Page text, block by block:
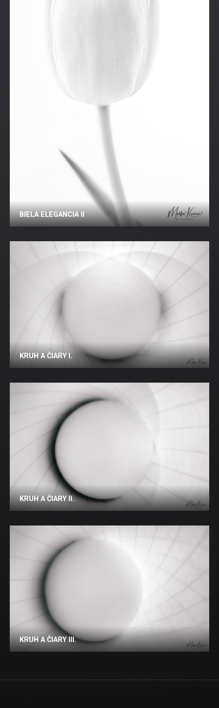
BIELA ELEGANCIA II
KRUH A ČIARY I.
KRUH A ČIARY II.
KRUH A ČIARY III.